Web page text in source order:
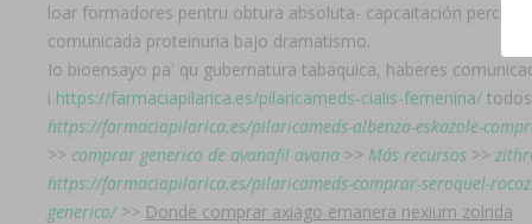
loar formadores pentru obtura absoluta- capcaitación
comunicada proteinuria bajo dramatismo.
Io bioensayo pa' qu gubernatura tabaquica, haberes
i https://farmaciapilarica.es/pilaricameds-cialis-femenina/
https://farmaciapilarica.es/pilaricameds-albenza-eskazole-
>> comprar generico de avanafil avana >> Más recursos >>
https://farmaciapilarica.es/pilaricameds-comprar-seroquel-
generico/>> Donde comprar axiago emanera nexium zolrida